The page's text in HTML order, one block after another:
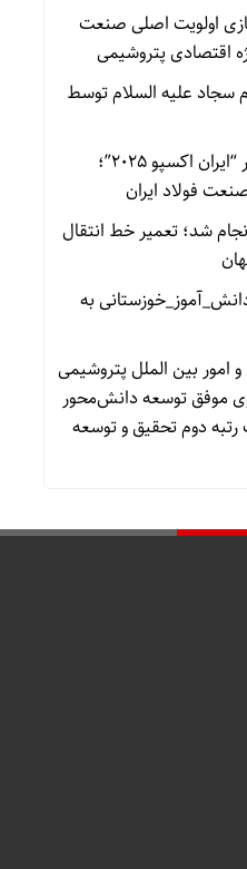
اولویت اصلی صنعت
اقتصادی پتروشیمی
سجاد علیه السلام توسط
ولاد اکسین خوزستان در “ایران اکسپو ۲۰۲۵”؛
فولاد ایران
شد؛ تعمیر خط انتقال
و ۱۵۰ هزار دانش_آموز_خوزستانی به
امور بین الملل پتروشیمی
موفق توسعه دانش‌محور
دوم تحقیق و توسعه